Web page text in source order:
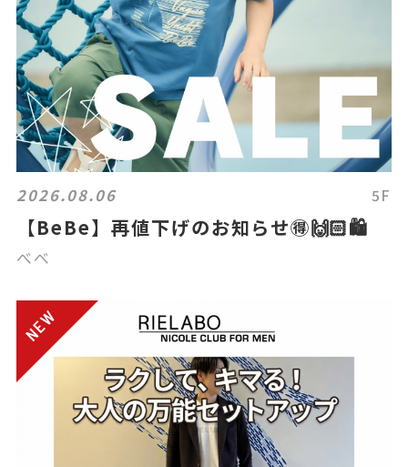
2026.08.06 5F
【BeBe】再値下げのお知らせ🉐🙌🏻🛍️
べべ